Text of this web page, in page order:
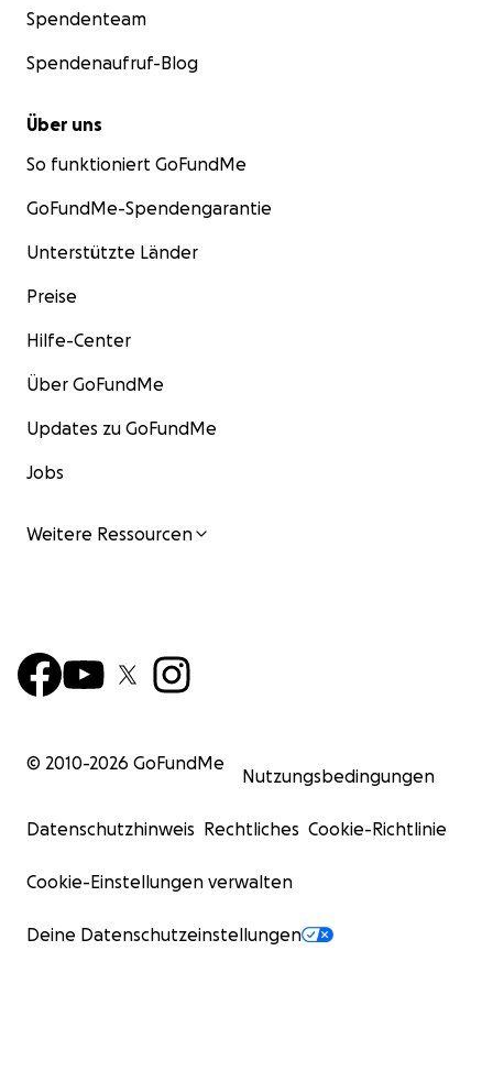
Spendenteam
Spendenaufruf-Blog
Über uns
So funktioniert GoFundMe
GoFundMe-Spendengarantie
Unterstützte Länder
Preise
Hilfe-Center
Über GoFundMe
Updates zu GoFundMe
Jobs
Weitere Ressourcen
© 2010-2026 GoFundMe
Nutzungsbedingungen
Datenschutzhinweis Rechtliches Cookie-Richtlinie
Cookie-Einstellungen verwalten
Deine Datenschutzeinstellungen